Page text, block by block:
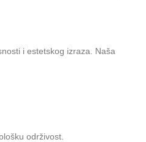
i estetskog izraza. Naša
održivost.